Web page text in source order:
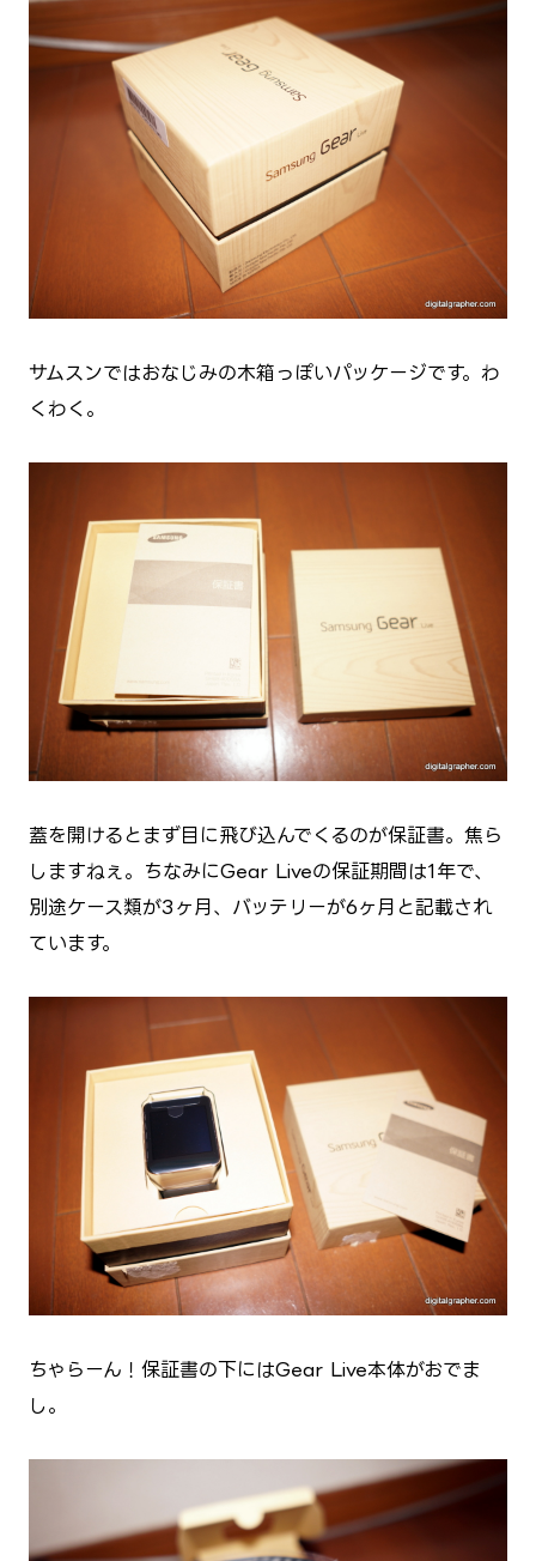
サムスンではおなじみの木箱っぽいパッケージです。わ
くわく。
蓋を開けるとまず目に飛び込んでくるのが保証書。焦ら
しますねぇ。ちなみにGear Liveの保証期間は1年で、
別途ケース類が3ヶ月、バッテリーが6ヶ月と記載され
ています。
ちゃらーん！保証書の下にはGear Live本体がおでま
し。